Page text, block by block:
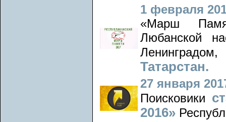
1 февраля
«Марш
Любанской
Татарстан.
27 января
Поисковики
2016»